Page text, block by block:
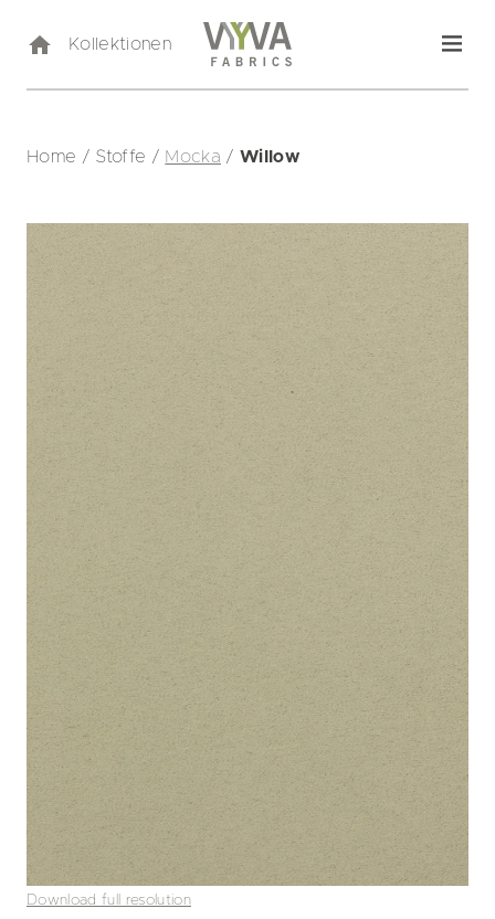
Kollektionen
Home / Stoffe / Mocka / Willow
Download full resolution